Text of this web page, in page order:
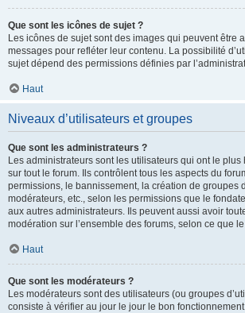
Que sont les icônes de sujet ?
Les icônes de sujet sont des images qui peuvent être
messages pour refléter leur contenu. La possibilité
sujet dépend des permissions définies par
Haut
Niveaux d’utilisateurs et groupes
Que sont les administrateurs ?
Les administrateurs sont les utilisateurs qui ont le
sur tout le forum. Ils contrôlent tous les aspects du
permissions, le bannissement, la création de groupes
modérateurs, etc., selon les permissions que le
aux autres administrateurs. Ils peuvent aussi avoir
modération sur l’ensemble des forums, selon ce que
Haut
Que sont les modérateurs ?
Les modérateurs sont des utilisateurs (ou groupes
consiste à vérifier au jour le jour le bon